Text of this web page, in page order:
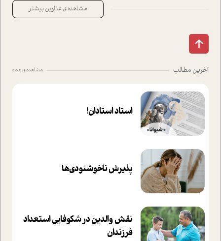
مشاهده ی عناوین بیشتر
آخرین مطالب مشاهده ی همه
استاد استادان!
پذیرش ناخوشنودی‌ها
نقش والدین در شکوفا‌یی ا‌ستعداد
فرزندان‌